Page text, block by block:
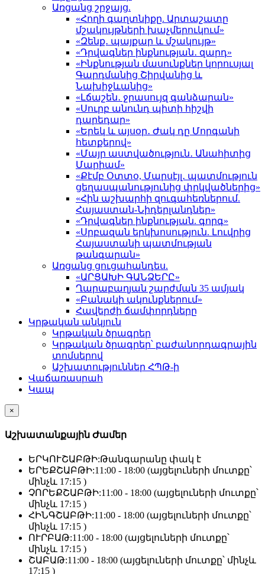
Առցանց շրջայց.
«Հողի գաղտնիքը. Արտաշատը
մշակույթների խաչմերուկում»
«Զենք․ պայքար և մշակույթ»
«Դրվագներ ինքնության․ զարդ»
«Ինքնության մասունքներ կորուսյալ
Գարդմանից Շիրվանից և
Նախիջևանից»
«Լճաշեն․ ջրասույզ գանձարան»
«Սուրբ անունդ պիտի հիշվի
դարեդար»
«Երեկ և այսօր․ Ժակ դը Մորգանի
հետքերով»
«Մայր աստվածություն․ Անահիտից
Մարիամ»
«Քէմբ Օտտօ, Մարսէյլ․ պատմություն
ցեղասպանությունից փրկվածներից»
«Հին աշխարհի զուգահեռներում.
Հայաստան-Նիդերլանդներ»
«Դրվագներ ինքնության. գորգ»
«Սրբազան երկխոսություն. Լուվրից
Հայաստանի պատմության
թանգարան»
Առցանց ցուցահանդես.
«ԱՐՑԱԽԻ ԳԱՆՁԵՐԸ»
Ղարաբաղյան շարժման 35 ամյակ
«Բանակի ակունքներում»
Հավերժի ճամփորդները
Կրթական անկյուն
Կրթական ծրագրեր
Կրթական ծրագրեր՝ բաժանորդագրային
տոմսերով
Աշխատություններ ՀՊԹ-ի
Վաճառասրահ
Կապ
×
Աշխատանքային Ժամեր
ԵՐԿՈՒՇԱԲԹԻ:Թանգարանը փակ է
ԵՐԵՔՇԱԲԹԻ:11:00 - 18:00 (այցելուների մուտքը՝
մինչև 17:15 )
ՉՈՐԵՔՇԱԲԹԻ:11:00 - 18:00 (այցելուների մուտքը՝
մինչև 17:15 )
ՀԻՆԳՇԱԲԹԻ:11:00 - 18:00 (այցելուների մուտքը՝
մինչև 17:15 )
ՈՒՐԲԱԹ:11:00 - 18:00 (այցելուների մուտքը՝
մինչև 17:15 )
ՇԱԲԱԹ:11:00 - 18:00 (այցելուների մուտքը՝ մինչև
17:15 )